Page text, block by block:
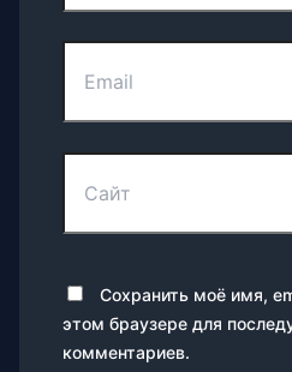
Сохранить моё имя,
этом браузере для
комментариев.